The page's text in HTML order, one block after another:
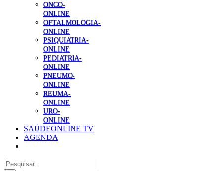
ONCO-
ONLINE
OFTALMOLOGIA-
ONLINE
PSIQUIATRIA-
ONLINE
PEDIATRIA-
ONLINE
PNEUMO-
ONLINE
REUMA-
ONLINE
URO-
ONLINE
SAÚDEONLINE TV
AGENDA
Pesquisar